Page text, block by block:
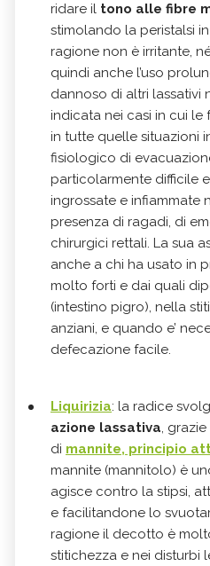
ridare il tono alle fibre
stimolando la peristalsi
ragione non è irritante,
quindi anche l’uso
dannoso di altri lassativi
indicata nei casi in cui le
in tutte quelle situazioni
fisiologico di
particolarmente difficile
ingrossate e infiammate
presenza di ragadi, di
chirurgici rettali. La sua
anche a chi ha usato in
molto forti e dai quali
(intestino pigro), nella
anziani, e quando e’
defecazione facile.
Liquirizia: la radice
azione lassativa,
di mannite, principio
mannite (mannitolo) è
agisce contro la stipsi,
e facilitandone lo
ragione il decotto è
stitichezza e nei disturbi